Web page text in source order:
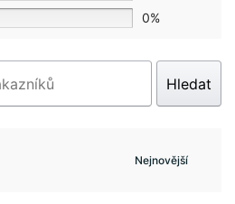
0%
Hledat